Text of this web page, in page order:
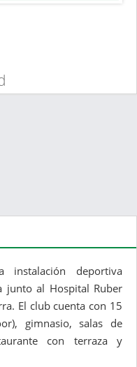
deportiva
junto al Hospital Ruber
El club cuenta con 15
gimnasio, salas de
con terraza y